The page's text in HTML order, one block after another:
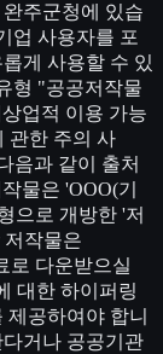
주군청에 있습
업 사용자를 포
게 사용할 수 있
형 "공공저작물
업적 이용 가능
관한 주의 사
음과 같이 출처
물은 'OOO(기
으로 개방한 '저
저작물은
로 다운받으실
대한 하이퍼링
공하여야 합니
거나 공공기관